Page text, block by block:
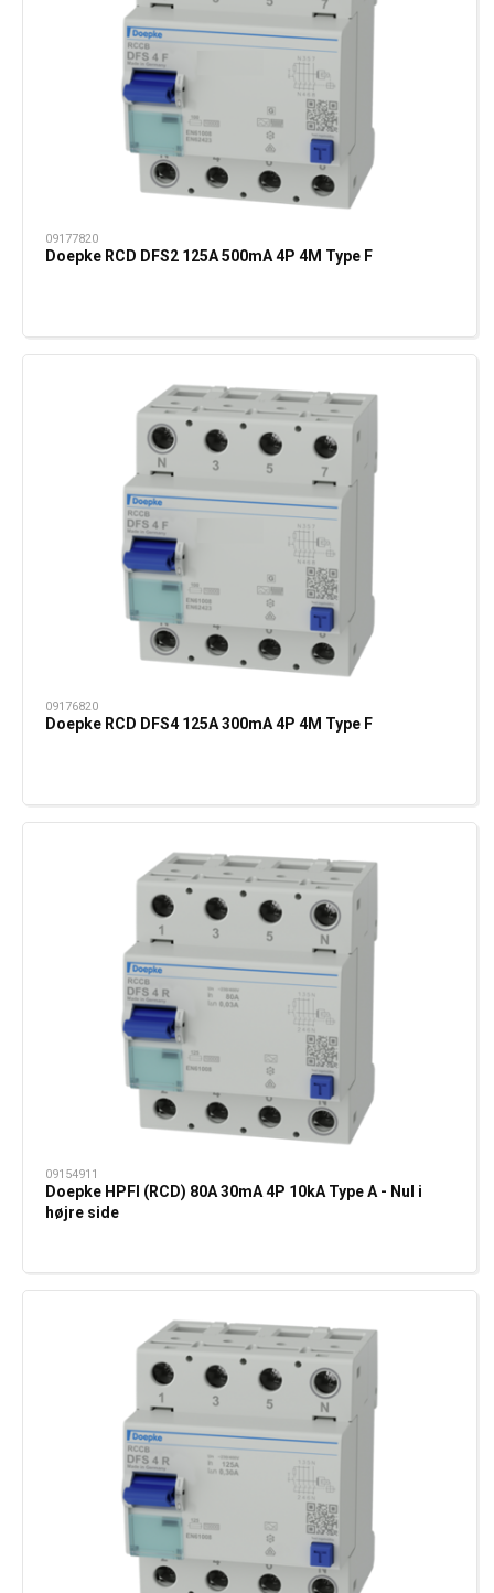
09177820
Doepke RCD DFS2 125A 500mA 4P 4M Type F
09176820
Doepke RCD DFS4 125A 300mA 4P 4M Type F
09154911
Doepke HPFI (RCD) 80A 30mA 4P 10kA Type A - Nul i
højre side